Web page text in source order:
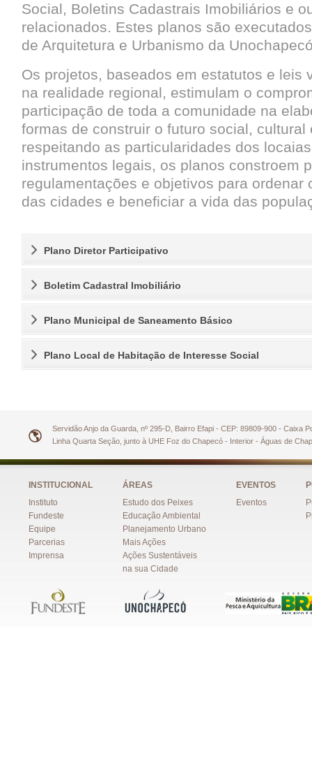
Social, Boletins Cadastrais Imobiliários e
relacionados. Estes planos são
de Arquitetura e Urbanismo da
Os projetos, baseados em estatutos e leis
na realidade regional, estimulam o
participação de toda a comunidade na
formas de construir o futuro social, cultural
respeitando as particularidades dos
instrumentos legais, os planos constroem
regulamentações e objetivos para ordenar
das cidades e beneficiar a vida das
Plano Diretor Participativo
Boletim Cadastral Imobiliário
Plano Municipal de Saneamento Básico
Plano Local de Habitação de Interesse Social
Servidão Anjo da Guarda, nº 295-D, Bairro Efapi - CEP: 89809-900 - Caixa
Linha Quarta Seção, junto à UHE Foz do Chapecó - Interior - Águas de
INSTITUCIONAL
Instituto
Fundeste
Equipe
Parcerias
Imprensa
ÁREAS
Estudo dos Peixes
Educação Ambiental
Planejamento Urbano
Mais Ações
Ações Sustentáveis
na sua Cidade
EVENTOS
Eventos